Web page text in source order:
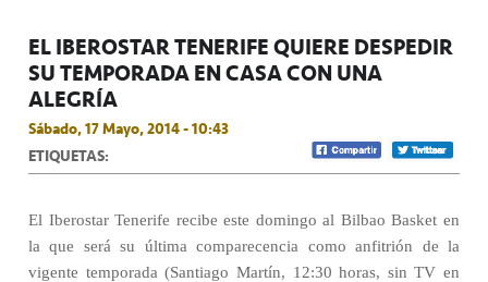
EL IBEROSTAR TENERIFE QUIERE DESPEDIR
SU TEMPORADA EN CASA CON UNA
ALEGRÍA
Sábado, 17 Mayo, 2014 - 10:43
ETIQUETAS:
El Iberostar Tenerife recibe este domingo al Bilbao Basket en
la que será su última comparecencia como anfitrión de la
vigente temporada (Santiago Martín, 12:30 horas, sin TV en